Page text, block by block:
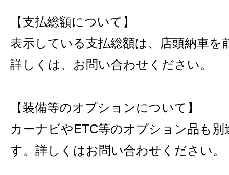
【支払総額について】
表示している支払総額は、店頭納車を
詳しくは、お問い合わせください。
【装備等のオプションについて】
カーナビやETC等のオプション品も
す。詳しくはお問い合わせください。